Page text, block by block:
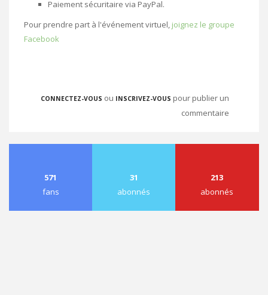
Paiement sécuritaire via PayPal.
Pour prendre part à l'événement virtuel, joignez le groupe
Facebook
CONNECTEZ-VOUS ou INSCRIVEZ-VOUS pour publier un
commentaire
571
fans
31
abonnés
213
abonnés